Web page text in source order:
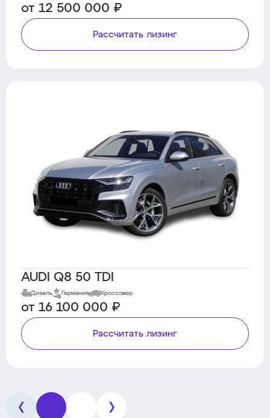
от 12 500 000 ₽
Рассчитать лизинг
AUDI Q8 50 TDI
Дизель Германия Кроссовер
от 16 100 000 ₽
Рассчитать лизинг